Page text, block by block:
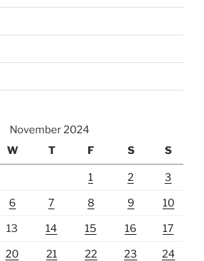
November 2024
W T F S S
1 2 3
6 7 8 9 10
13 14 15 16 17
20 21 22 23 24